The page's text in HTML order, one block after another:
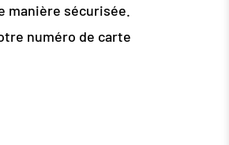
manière sécurisée.
numéro de carte